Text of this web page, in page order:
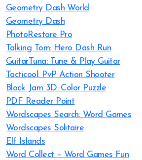
Geometry Dash World
Geometry Dash
PhotoRestore Pro
Talking Tom: Hero Dash Run
GuitarTuna: Tune & Play Guitar
Tacticool: PvP Action Shooter
Block Jam 3D: Color Puzzle
PDF Reader Point
Wordscapes Search: Word Games
Wordscapes Solitaire
Elf Islands
Word Collect – Word Games Fun